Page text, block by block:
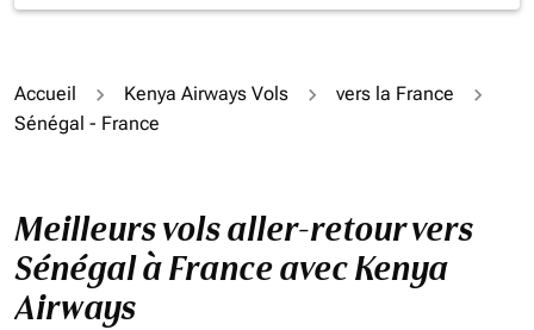
Accueil Kenya Airways Vols
vers la France
Sénégal - France
Meilleurs vols aller-retour vers
Sénégal à France avec Kenya
Airways